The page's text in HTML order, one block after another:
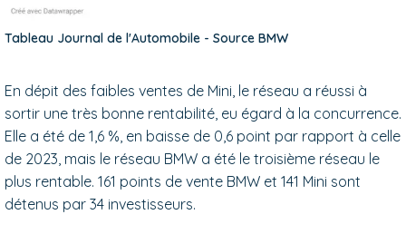
Tableau Journal de l'Automobile - Source BMW
En dépit des faibles ventes de Mini, le réseau a réussi à
sortir une très bonne rentabilité, eu égard à la concurrence.
Elle a été de 1,6 %, en baisse de 0,6 point par rapport à celle
de 2023, mais le réseau BMW a été le troisième réseau le
plus rentable. 161 points de vente BMW et 141 Mini sont
détenus par 34 investisseurs.